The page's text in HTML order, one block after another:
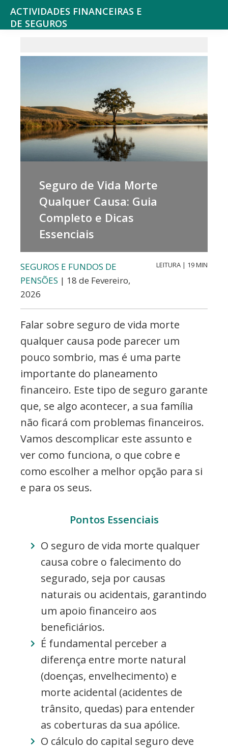
ACTIVIDADES FINANCEIRAS E
DE SEGUROS
Financeiros,
Seguros
Fundos
Pensões,
Valores,
Contabilidade,
Creditos
Forex
Seguro de Vida Morte
Qualquer Causa: Guia
Completo e Dicas
Essenciais
SEGUROS E FUNDOS DE
PENSÕES | 18 de Fevereiro,
2026
LEITURA | 19 MIN
Falar sobre seguro de vida morte
qualquer causa pode parecer um
pouco sombrio, mas é uma parte
importante do planeamento
financeiro. Este tipo de seguro garante
que, se algo acontecer, a sua família
não ficará com problemas financeiros.
Vamos descomplicar este assunto e
ver como funciona, o que cobre e
como escolher a melhor opção para si
e para os seus.
Pontos Essenciais
O seguro de vida morte qualquer
causa cobre o falecimento do
segurado, seja por causas
naturais ou acidentais, garantindo
um apoio financeiro aos
beneficiários.
É fundamental perceber a
diferença entre morte natural
(doenças, envelhecimento) e
morte acidental (acidentes de
trânsito, quedas) para entender
as coberturas da sua apólice.
O cálculo do capital seguro deve